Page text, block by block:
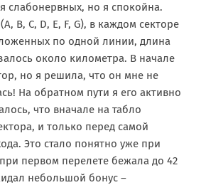
слабонервных, но я спокойна.
B, C, D, E, F, G), в каждом секторе
по одной линии, длина
около километра. В начале
но я решила, что он мне не
На обратном пути я его активно
что вначале на табло
и только перед самой
Это стало понятно уже при
первом перелете бежала до 42
небольшой бонус –